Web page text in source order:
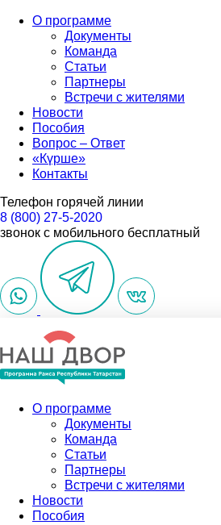
О программе
Документы
Команда
Статьи
Партнеры
Встречи с жителями
Новости
Пособия
Вопрос – Ответ
«Күрше»
Контакты
Телефон горячей линии
8 (800) 27-5-2020
звонок с мобильного бесплатный
О программе
Документы
Команда
Статьи
Партнеры
Встречи с жителями
Новости
Пособия